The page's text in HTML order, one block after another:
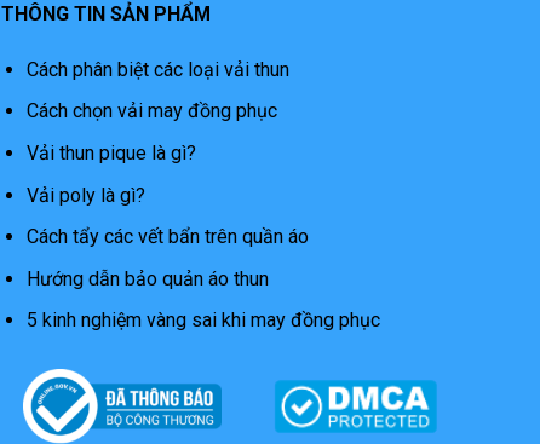
THÔNG TIN SẢN PHẨM
Cách phân biệt các loại vải thun
Cách chọn vải may đồng phục
Vải thun pique là gì?
Vải poly là gì?
Cách tẩy các vết bẩn trên quần áo
Hướng dẫn bảo quản áo thun
5 kinh nghiệm vàng sai khi may đồng phục